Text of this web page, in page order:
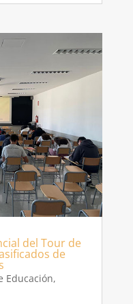
del Tour de
de
Educación,